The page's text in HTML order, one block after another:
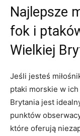
Najlepsze
fok‌ i
⁢Wielkiej
Jeśli jesteś
ptaki morskie w
Brytania jest
punktów
które oferują